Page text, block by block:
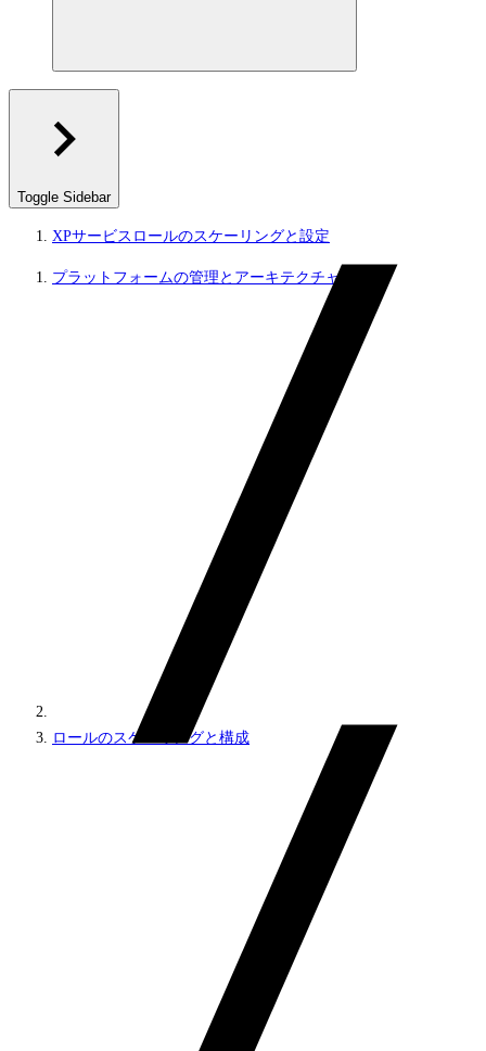
Toggle Sidebar
XPサービスロールのスケーリングと設定
プラットフォームの管理とアーキテクチャ
ロールのスケーリングと構成